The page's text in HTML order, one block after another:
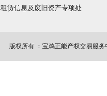
租赁信息及废旧资产专项处
版权所有 ： 宝鸡正能产权交易服